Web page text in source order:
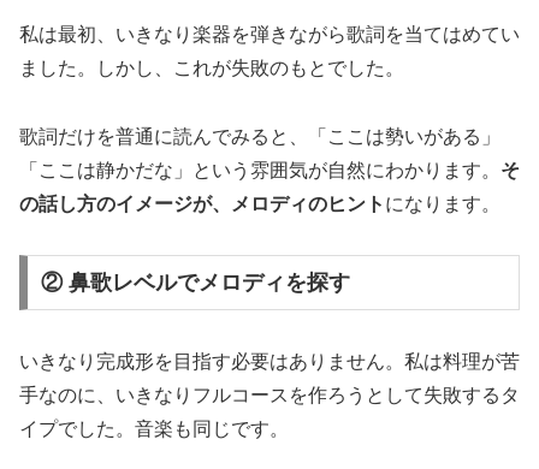
私は最初、いきなり楽器を弾きながら歌詞を当てはめてい
ました。しかし、これが失敗のもとでした。
歌詞だけを普通に読んでみると、「ここは勢いがある」
「ここは静かだな」という雰囲気が自然にわかります。 そ
の話し方のイメージが、メロディのヒント になります。
② 鼻歌レベルでメロディを探す
いきなり完成形を目指す必要はありません。私は料理が苦
手なのに、いきなりフルコースを作ろうとして失敗するタ
イプでした。音楽も同じです。